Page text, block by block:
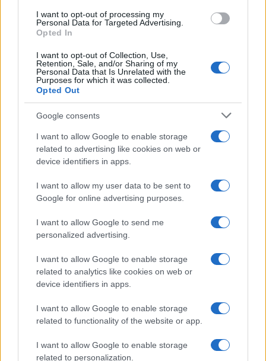
consent section.
I want to opt-out of processing my
Personal Data for Targeted Advertising.
Opted In
I want to opt-out of Collection, Use,
Retention, Sale, and/or Sharing of my
Personal Data that Is Unrelated with the
Purposes for which it was collected.
Opted Out
Google consents
I want to allow Google to enable storage
related to advertising like cookies on web or
device identifiers in apps.
I want to allow my user data to be sent to
Google for online advertising purposes.
I want to allow Google to send me
personalized advertising.
I want to allow Google to enable storage
related to analytics like cookies on web or
device identifiers in apps.
I want to allow Google to enable storage
related to functionality of the website or app.
I want to allow Google to enable storage
related to personalization.
Investieren24
UK
News Hub UK
Lgbtq News
Investeren 24
NL Newz